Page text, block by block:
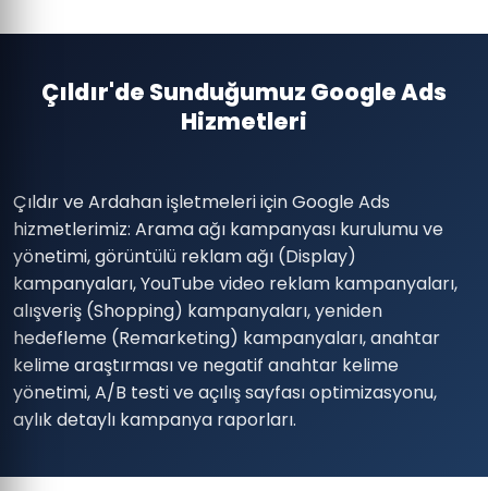
Çıldır'de Sunduğumuz Google Ads
Hizmetleri
Çıldır ve Ardahan işletmeleri için Google Ads
hizmetlerimiz: Arama ağı kampanyası kurulumu ve
yönetimi, görüntülü reklam ağı (Display)
kampanyaları, YouTube video reklam kampanyaları,
alışveriş (Shopping) kampanyaları, yeniden
hedefleme (Remarketing) kampanyaları, anahtar
kelime araştırması ve negatif anahtar kelime
yönetimi, A/B testi ve açılış sayfası optimizasyonu,
aylık detaylı kampanya raporları.